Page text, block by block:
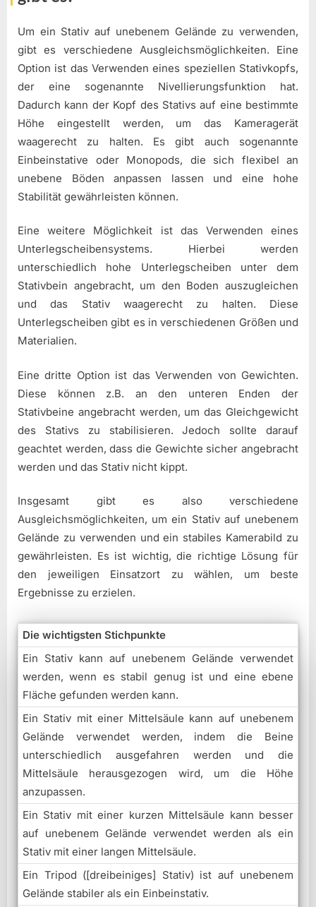
Um ein Stativ auf unebenem Gelände zu verwenden,
gibt es verschiedene Ausgleichsmöglichkeiten. Eine
Option ist das Verwenden eines speziellen Stativkopfs,
der eine sogenannte Nivellierungsfunktion hat.
Dadurch kann der Kopf des Stativs auf eine bestimmte
Höhe eingestellt werden, um das Kameragerät
waagerecht zu halten. Es gibt auch sogenannte
Einbeinstative oder Monopods, die sich flexibel an
unebene Böden anpassen lassen und eine hohe
Stabilität gewährleisten können.
Eine weitere Möglichkeit ist das Verwenden eines
Unterlegscheibensystems. Hierbei werden
unterschiedlich hohe Unterlegscheiben unter dem
Stativbein angebracht, um den Boden auszugleichen
und das Stativ waagerecht zu halten. Diese
Unterlegscheiben gibt es in verschiedenen Größen und
Materialien.
Eine dritte Option ist das Verwenden von Gewichten.
Diese können z.B. an den unteren Enden der
Stativbeine angebracht werden, um das Gleichgewicht
des Stativs zu stabilisieren. Jedoch sollte darauf
geachtet werden, dass die Gewichte sicher angebracht
werden und das Stativ nicht kippt.
Insgesamt gibt es also verschiedene
Ausgleichsmöglichkeiten, um ein Stativ auf unebenem
Gelände zu verwenden und ein stabiles Kamerabild zu
gewährleisten. Es ist wichtig, die richtige Lösung für
den jeweiligen Einsatzort zu wählen, um beste
Ergebnisse zu erzielen.
Die wichtigsten Stichpunkte
Ein Stativ kann auf unebenem Gelände verwendet
werden, wenn es stabil genug ist und eine ebene
Fläche gefunden werden kann.
Ein Stativ mit einer Mittelsäule kann auf unebenem
Gelände verwendet werden, indem die Beine
unterschiedlich ausgefahren werden und die
Mittelsäule herausgezogen wird, um die Höhe
anzupassen.
Ein Stativ mit einer kurzen Mittelsäule kann besser
auf unebenem Gelände verwendet werden als ein
Stativ mit einer langen Mittelsäule.
Ein Tripod ([dreibeiniges] Stativ) ist auf unebenem
Gelände stabiler als ein Einbeinstativ.